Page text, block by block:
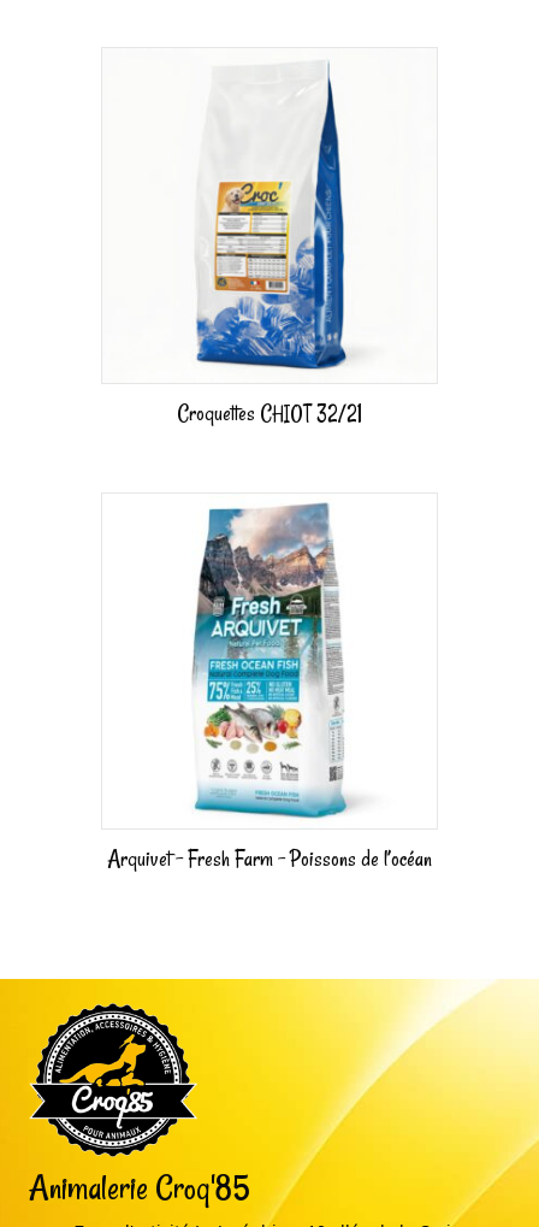
Croquettes CHIOT 32/21
Arquivet – Fresh Farm – Poissons de l’océan
Animalerie Croq'85